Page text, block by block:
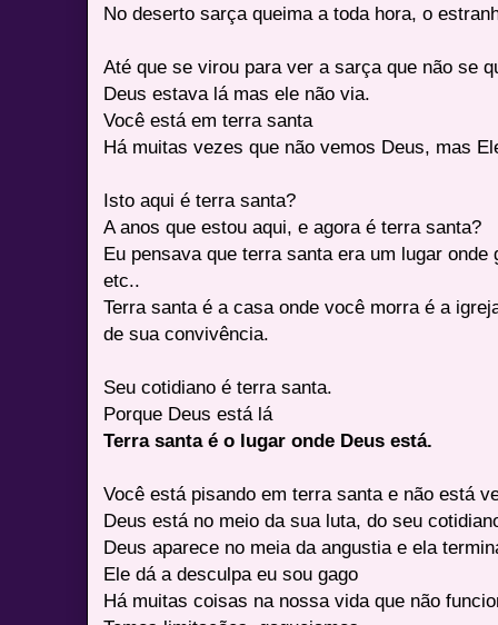
No deserto sarça queima a toda hora, o
Até que se virou para ver a sarça que não se
Deus estava lá mas ele não via.
Você está em terra santa
Há muitas vezes que não vemos Deus, mas
Isto aqui é terra santa?
A anos que estou aqui, e agora é terra santa?
Eu pensava que terra santa era um lugar
etc..
Terra santa é a casa onde você morra é a
de sua convivência.
Seu cotidiano é terra santa.
Porque Deus está lá
Terra santa é o lugar onde Deus está.
Você está pisando em terra santa e não está
Deus está no meio da sua luta, do seu
Deus aparece no meia da angustia e ela
Ele dá a desculpa eu sou gago
Há muitas coisas na nossa vida que não